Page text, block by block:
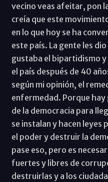
vecino veas afeitar, pon
creía que este
en lo que hoy se ha
este país. La gente les
gustaba el bipartidismo
el país después de 40
según mi opinión, el
enfermedad. Porque hay
de la democracia para
se instalan y hacen leyes
el poder y destruir la
pase eso, pero es
fuertes y libres de
destruirlas y a los